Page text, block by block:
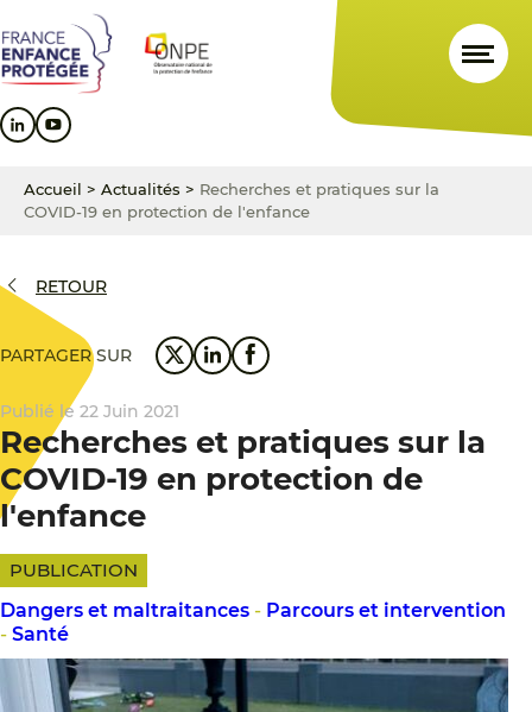
au
contenu
principal
au
menu
principal
au
pied
de
Accueil > Actualités > Recherches et pratiques sur la
COVID-19 en protection de l'enfance
RETOUR
PARTAGER SUR
Publié le 22 Juin 2021
Recherches et pratiques sur la
COVID-19 en protection de
l'enfance
PUBLICATION
Dangers et maltraitances - Parcours et intervention
- Santé